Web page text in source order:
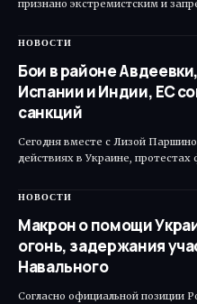
признано экстремистским и
НОВОСТИ
Бои в районе
Испании и Индии, ЕС
санкций
Сегодня вместе с Лизой
действиях в Украине,
НОВОСТИ
Макрон о помощи
огонь, задержания
Навального
Согласно официальной позиции